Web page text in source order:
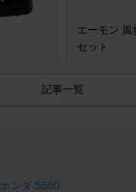
エーモン 風
セット
記事一覧
ホンダ S660